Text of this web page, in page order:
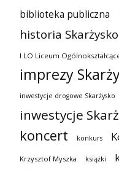
biblioteka publiczna
historia Skarżysko
I LO Liceum
imprezy
inwestycje drogowe Skarżysko
inwestycje
koncert konkurs
Krzysztof Myszka książki